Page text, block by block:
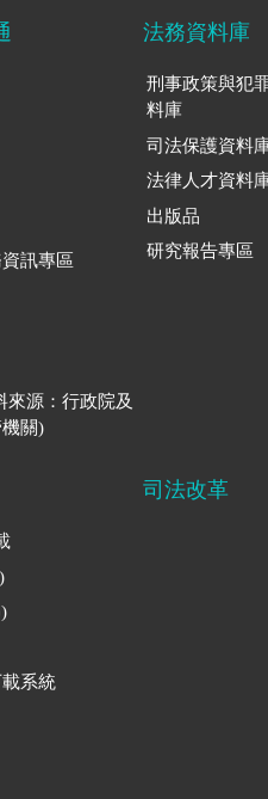
訊專區
來源：行政院及
關)
法務資料庫
刑事政策與犯
料庫
司法保護資料
法律人才資料
出版品
研究報告專區
系統
司法改革